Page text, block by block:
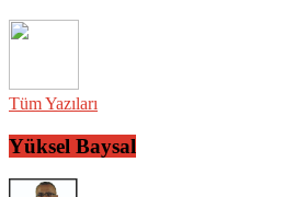
Tüm Yazıları
Yüksel Baysal